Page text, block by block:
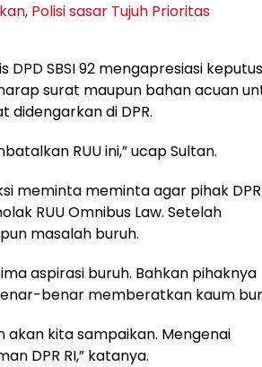
Polisi sasar Tujuh Prioritas
SBSI 92 mengapresiasi
surat maupun bahan acuan
didengarkan di DPR.
RUU ini,” ucap Sultan.
meminta meminta agar pihak
RUU Omnibus Law. Setelah
masalah buruh.
aspirasi buruh. Bahkan pihaknya
benar memberatkan kaum
akan kita sampaikan. Mengenai
DPR RI,” katanya.